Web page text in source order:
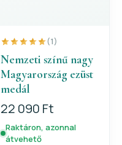
(1)
Nemzeti színű nagy
Magyarország ezüst
medál
22 090 Ft
Raktáron, azonnal
átvehető